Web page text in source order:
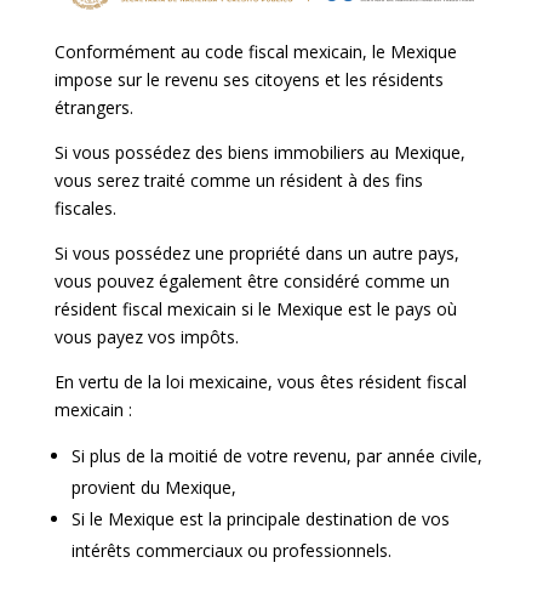
Conformément au code fiscal mexicain, le Mexique
impose sur le revenu ses citoyens et les résidents
étrangers.
Si vous possédez des biens immobiliers au Mexique,
vous serez traité comme un résident à des fins
fiscales.
Si vous possédez une propriété dans un autre pays,
vous pouvez également être considéré comme un
résident fiscal mexicain si le Mexique est le pays où
vous payez vos impôts.
En vertu de la loi mexicaine, vous êtes résident fiscal
mexicain :
Si plus de la moitié de votre revenu, par année civile,
provient du Mexique,
Si le Mexique est la principale destination de vos
intérêts commerciaux ou professionnels.